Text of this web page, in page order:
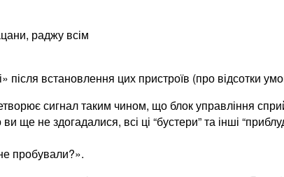
раджу всім
після встановлення цих пристроїв (про відсотки
сигнал таким чином, що блок управління
не здогадалися, всі ці “бустери” та інші
пробували?».